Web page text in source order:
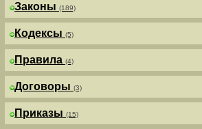
Законы (189)
Кодексы (5)
Правила (4)
Договоры (3)
Приказы (15)